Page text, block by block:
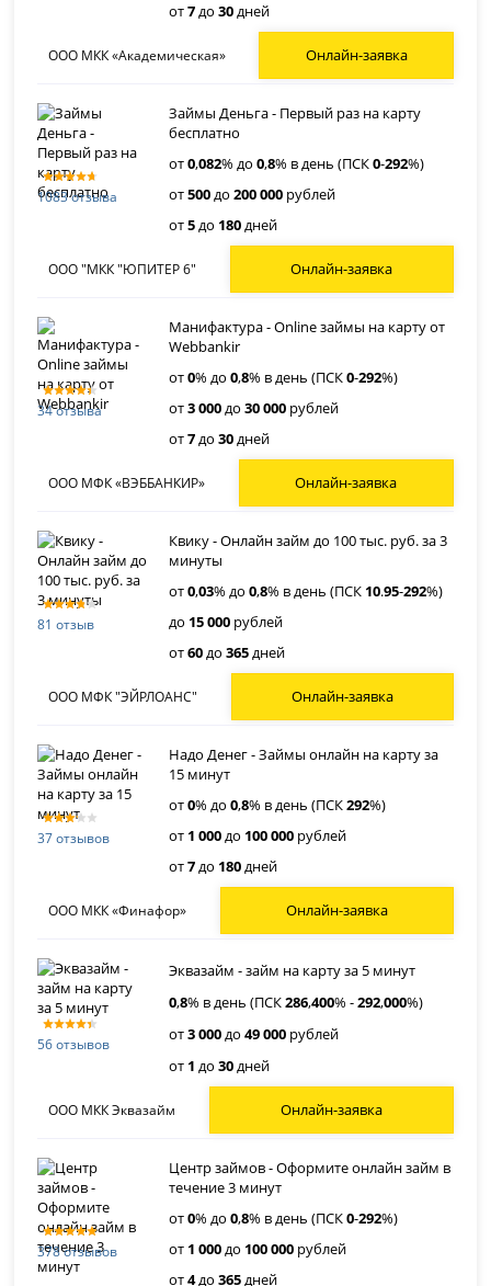
от7до30дней
ООО МКК «Академическая» Онлайн-заявка
1083 отзыва
Займы Деньга - Первый раз на карту
бесплатно
от0,082% до0,8% в день (ПСК0-292%)
от500до200 000 рублей
от5до 180дней
ООО "МКК "ЮПИТЕР 6" Онлайн-заявка
34 отзыва
Манифактура - Online займы на карту от
Webbankir
от0% до0,8% в день (ПСК0-292%)
от3 000до30 000 рублей
от7до30дней
ООО МФК «ВЭББАНКИР» Онлайн-заявка
81 отзыв
Квику - Онлайн займ до 100 тыс. руб. за 3
минуты
от0,03% до0,8% в день (ПСК 10.95-292%)
до 15 000 рублей
от60до365дней
ООО МФК "ЭЙРЛОАНС" Онлайн-заявка
37 отзывов
Надо Денег - Займы онлайн на карту за
15 минут
от0% до0,8% в день (ПСК292%)
от 1 000до 100 000 рублей
от7до 180дней
ООО МКК «Финафор» Онлайн-заявка
56 отзывов
Эквазайм - займ на карту за 5 минут
0,8% в день (ПСК286,400% -292,000%)
от3 000до49 000 рублей
от 1 до30дней
ООО МКК Эквазайм Онлайн-заявка
378 отзывов
Центр займов - Оформите онлайн займ в
течение 3 минут
от0% до0,8% в день (ПСК0-292%)
от 1 000до 100 000 рублей
от4до365дней